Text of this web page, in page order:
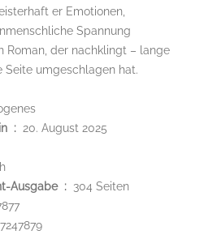
er Emotionen,
Spannung
Roman, der nachklingt – lange
umgeschlagen hat.
Erscheinungstermin ‏ : ‎ 20. August 2025
Seitenzahl der Print-Ausgabe ‏ : ‎ 304 Seiten